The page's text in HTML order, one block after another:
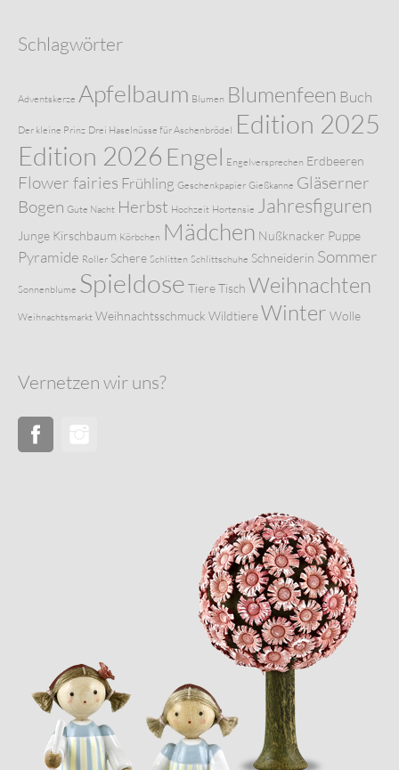
Schlagwörter
Adventskerze Apfelbaum Blumen Blumenfeen Buch
Der kleine Prinz Drei Haselnüsse für Aschenbrödel Edition 2025
Edition 2026 Engel Engelversprechen Erdbeeren
Flower fairies Frühling Geschenkpapier Gießkanne Gläserner
Bogen Gute Nacht Herbst Hochzeit Hortensie Jahresfiguren
Junge Kirschbaum Körbchen Mädchen Nußknacker Puppe
Pyramide Roller Schere Schlitten Schlittschuhe Schneiderin Sommer
Sonnenblume Spieldose TiereTisch Weihnachten
Weihnachtsmarkt Weihnachtsschmuck WildtiereWinter Wolle
Vernetzen wir uns?